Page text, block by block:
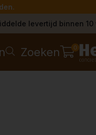
levertijd binnen 10
Zoeken 0